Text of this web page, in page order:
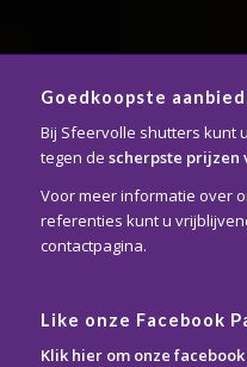
Goedkoopste
Bij Sfeervolle shutters kunt
tegen de scherpste prijzen
Voor meer informatie over
referenties kunt u
contactpagina.
Like onze Facebook
Klik hier om onze